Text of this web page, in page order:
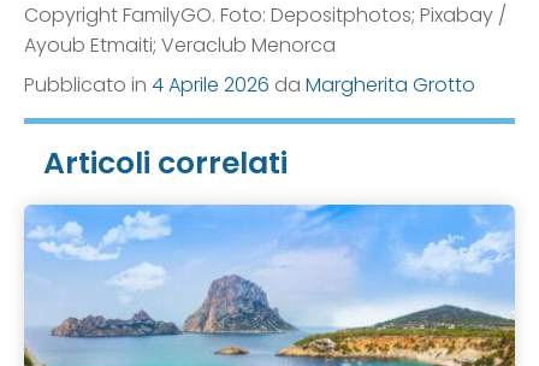
Copyright FamilyGO. Foto: Depositphotos; Pixabay /
Ayoub Etmaiti; Veraclub Menorca
Pubblicato in 4 Aprile 2026 da Margherita Grotto
Articoli correlati